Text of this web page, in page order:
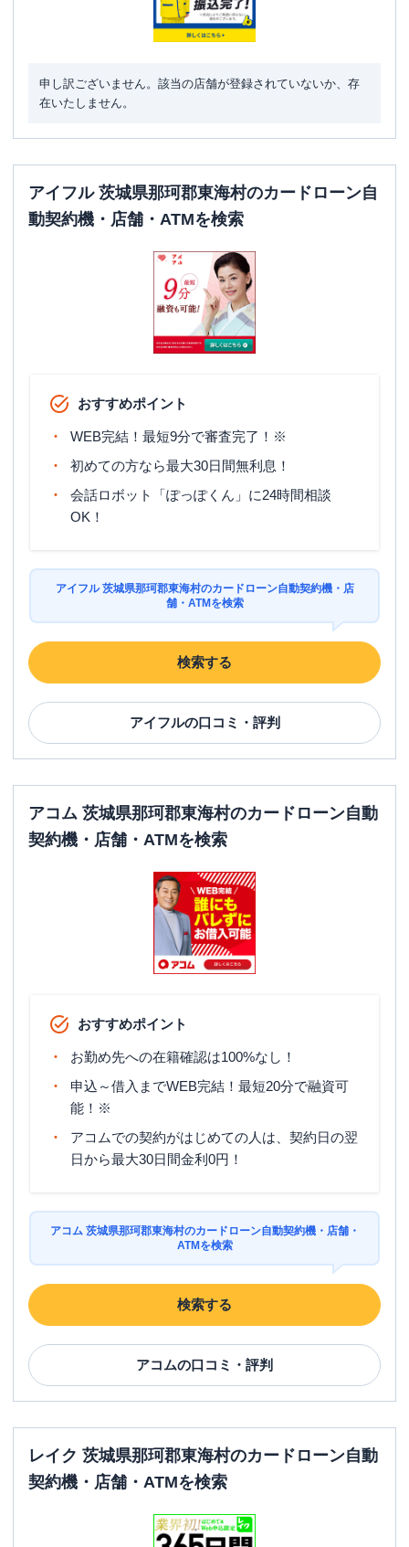
申し訳ございません。該当の店舗が登録されていないか、存
在いたしません。
アイフル 茨城県那珂郡東海村のカードローン自
動契約機・店舗・ATMを検索
おすすめポイント
WEB完結！最短9分で審査完了！※
初めての方なら最大30日間無利息！
会話ロボット「ぽっぽくん」に24時間相談
OK！
アイフル 茨城県那珂郡東海村のカードローン自動契約機・店
舗・ATMを検索
検索する
アイフルの口コミ・評判
アコム 茨城県那珂郡東海村のカードローン自動
契約機・店舗・ATMを検索
おすすめポイント
お勤め先への在籍確認は100%なし！
申込～借入までWEB完結！最短20分で融資可
能！※
アコムでの契約がはじめての人は、契約日の翌
日から最大30日間金利0円！
アコム 茨城県那珂郡東海村のカードローン自動契約機・店舗・
ATMを検索
検索する
アコムの口コミ・評判
レイク 茨城県那珂郡東海村のカードローン自動
契約機・店舗・ATMを検索